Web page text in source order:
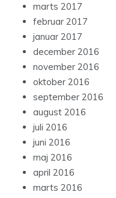
marts 2017
februar 2017
januar 2017
december 2016
november 2016
oktober 2016
september 2016
august 2016
juli 2016
juni 2016
maj 2016
april 2016
marts 2016